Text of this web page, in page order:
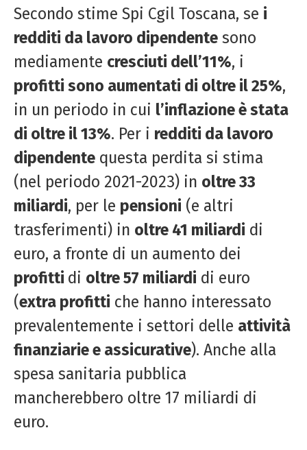
Secondo stime Spi Cgil Toscana, se i
redditi da lavoro dipendente sono
mediamente cresciuti dell’11%, i
profitti sono aumentati di oltre il 25%,
in un periodo in cui l’inflazione è stata
di oltre il 13%. Per i redditi da lavoro
dipendente questa perdita si stima
(nel periodo 2021-2023) in oltre 33
miliardi, per le pensioni (e altri
trasferimenti) in oltre 41 miliardi di
euro, a fronte di un aumento dei
profitti di oltre 57 miliardi di euro
(extra profitti che hanno interessato
prevalentemente i settori delle attività
finanziarie e assicurative). Anche alla
spesa sanitaria pubblica
mancherebbero oltre 17 miliardi di
euro.